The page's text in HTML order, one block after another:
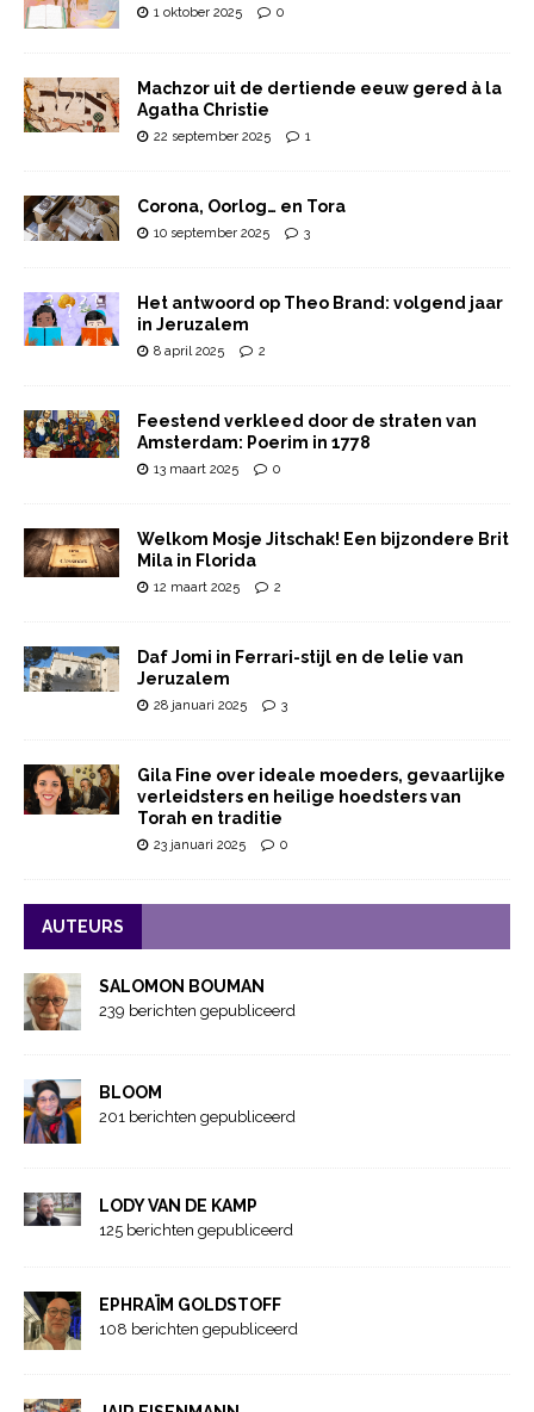
1 oktober 2025 0
Machzor uit de dertiende eeuw gered à la
Agatha Christie
22 september 2025 1
Corona, Oorlog… en Tora
10 september 2025 3
Het antwoord op Theo Brand: volgend jaar
in Jeruzalem
8 april 2025 2
Feestend verkleed door de straten van
Amsterdam: Poerim in 1778
13 maart 2025 0
Welkom Mosje Jitschak! Een bijzondere Brit
Mila in Florida
12 maart 2025 2
Daf Jomi in Ferrari-stijl en de lelie van
Jeruzalem
28 januari 2025 3
Gila Fine over ideale moeders, gevaarlijke
verleidsters en heilige hoedsters van
Torah en traditie
23 januari 2025 0
AUTEURS
SALOMON BOUMAN
239 berichten gepubliceerd
BLOOM
201 berichten gepubliceerd
LODY VAN DE KAMP
125 berichten gepubliceerd
EPHRAÏM GOLDSTOFF
108 berichten gepubliceerd